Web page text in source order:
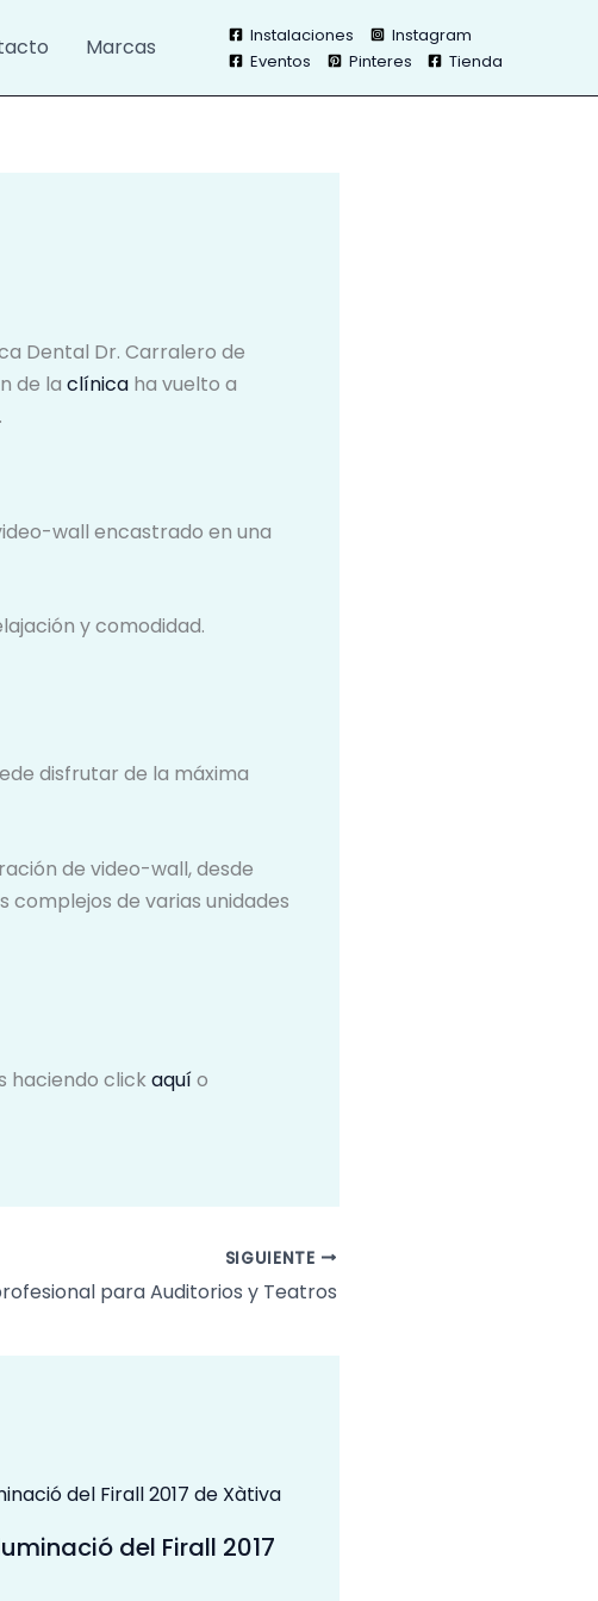
Marcas Instalaciones
Instagram
Eventos
Pinteres Tienda
Dental Dr. Carralero de
de la clínica ha vuelto a
wall encastrado en una
y comodidad.
disfrutar de la máxima
de video-wall, desde
de varias unidades
haciendo click aquío
SIGUIENTE
para Auditorios y Teatros
del Firall 2017